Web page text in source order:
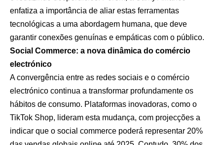
enfatiza a importância de aliar estas ferramentas
tecnológicas a uma abordagem humana, que deve
garantir conexões genuínas e empáticas com o público.
Social Commerce: a nova dinâmica do comércio
electrónico
A convergência entre as redes sociais e o comércio
electrónico continua a transformar profundamente os
hábitos de consumo. Plataformas inovadoras, como o
TikTok Shop, lideram esta mudança, com projecções a
indicar que o social commerce poderá representar 20%